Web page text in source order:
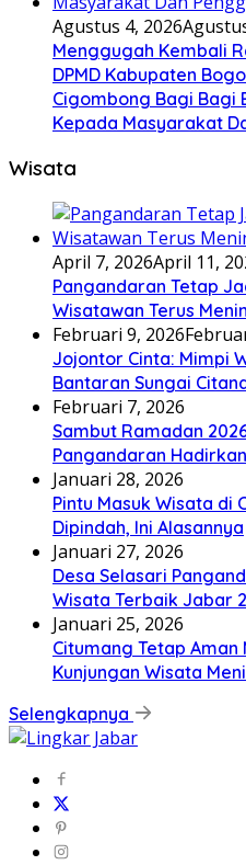
Agustus 4, 2026
Menggugah Kembali
DPMD Kabupaten
Cigombong Bagi Bagi
Kepada Masyarakat
Wisata
April 7, 2026April 11,
Pangandaran Tetap
Wisatawan Terus
Februari 9, 2026
Jojontor Cinta: Mimpi
Bantaran Sungai
Februari 7, 2026
Sambut Ramadan
Pangandaran
Januari 28, 2026
Pintu Masuk Wisata di
Dipindah, Ini Alasannya
Januari 27, 2026
Desa Selasari
Wisata Terbaik Jabar
Januari 25, 2026
Citumang Tetap Aman
Kunjungan Wisata
Selengkapnya